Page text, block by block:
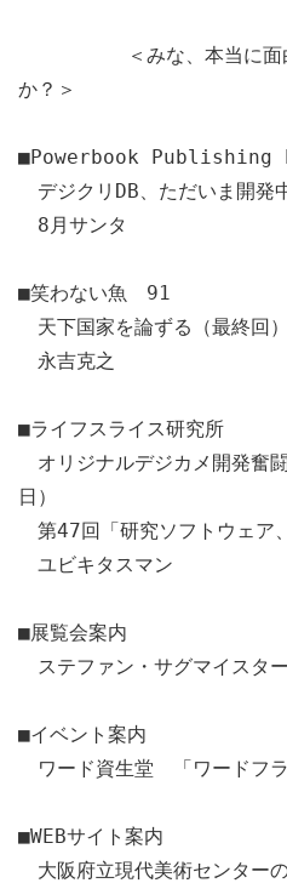
＜みな、本当に面白い
か？＞
■Powerbook
デジクリDB、ただいま開発
8月サンタ
■笑わない魚 91
天下国家を論ずる（最終回）
永吉克之
■ライフスライス研究所
オリジナルデジカメ開発奮
日）
第47回「研究ソフトウェア
ユビキタスマン
■展覧会案内
ステファン・サグマイスタ
■イベント案内
ワード資生堂 「ワードフ
■WEBサイト案内
大阪府立現代美術センター